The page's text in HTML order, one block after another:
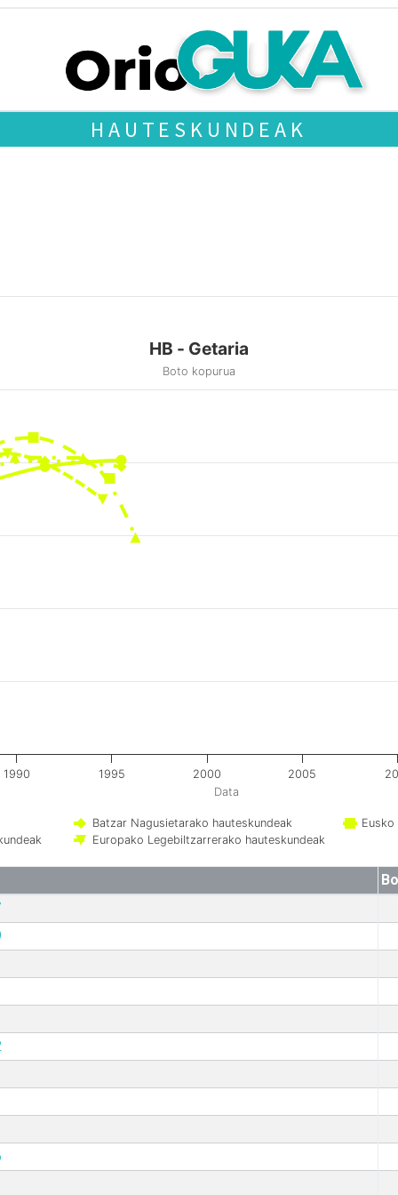
HAUTESKUNDEAK
Data
HB - Getaria
Boto kopurua
Batzar Nagusietarako hauteskundeak
Europako Legebiltzarrerako hauteskundeak
1990 1995 2000 2005